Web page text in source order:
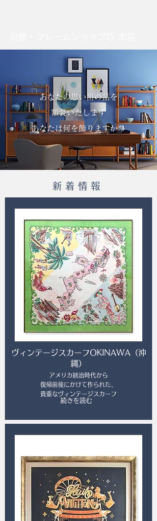
あなたの思い出の品を
額装いたします
​あなたは何を飾りますか？
新 着 情 報
ヴィンテージスカーフOKINAWA（沖
縄）
アメリカ統治時代から
復帰前後にかけて作られた、
貴重なヴィンテージスカーフ
続きを読む